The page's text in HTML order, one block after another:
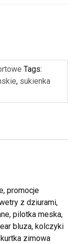
Tags:
, sukienka
promocje
z dziurami,
pilotka meska,
bluza, kolczyki
zimowa